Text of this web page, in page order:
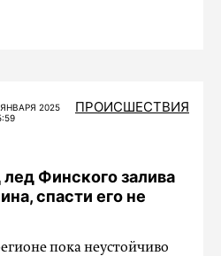
2025
ПРОИСШЕСТВИЯ
Финского залива
спасти его не
пока неустойчиво